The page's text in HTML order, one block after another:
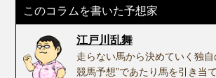
このコラムを書いた予想家
江戸川乱舞
走らない馬から決めていく独自
競馬予想”であたり馬を引き当